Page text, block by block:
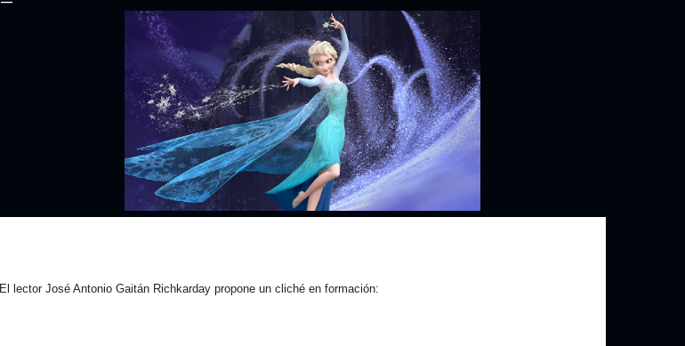
El lector José Antonio Gaitán Richkarday propone un cliché en formación: